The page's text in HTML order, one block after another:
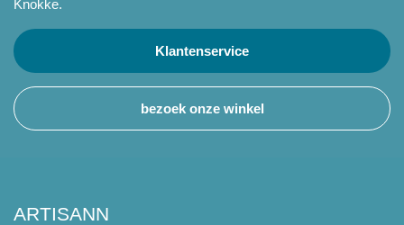
Knokke.
Klantenservice
bezoek onze winkel
ARTISANN